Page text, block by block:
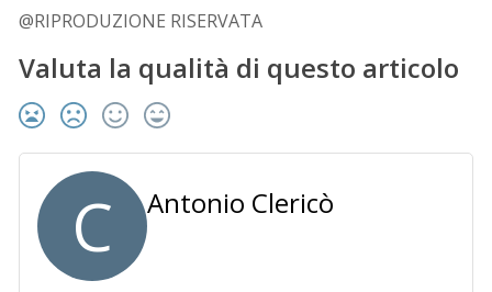
@RIPRODUZIONE RISERVATA
Valuta la qualità di questo articolo
C Antonio Clericò